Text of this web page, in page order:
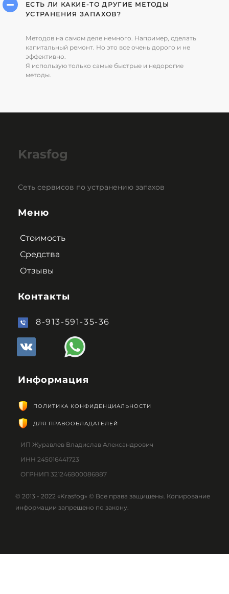
ЕСТЬ ЛИ КАКИЕ-ТО ДРУГИЕ МЕТОДЫ
УСТРАНЕНИЯ ЗАПАХОВ?
Методов на самом деле немного. Например, сделать
капитальный ремонт. Но это все очень дорого и не
эффективно.
Я использую только самые быстрые и недорогие
методы.
Krasfog
Сеть сервисов по устранению запахов
Меню
Стоимость
Средства
Отзывы
Контакты
8-913-591-35-36
Информация
ПОЛИТИКА КОНФИДЕНЦИАЛЬНОСТИ
ДЛЯ ПРАВООБЛАДАТЕЛЕЙ
ИП Журавлев Владислав Александрович
ИНН 245016441723
ОГРНИП 321246800086887
© 2013 - 2022 «Krasfog» © Все права защищены. Копирование
информации запрещено по закону.